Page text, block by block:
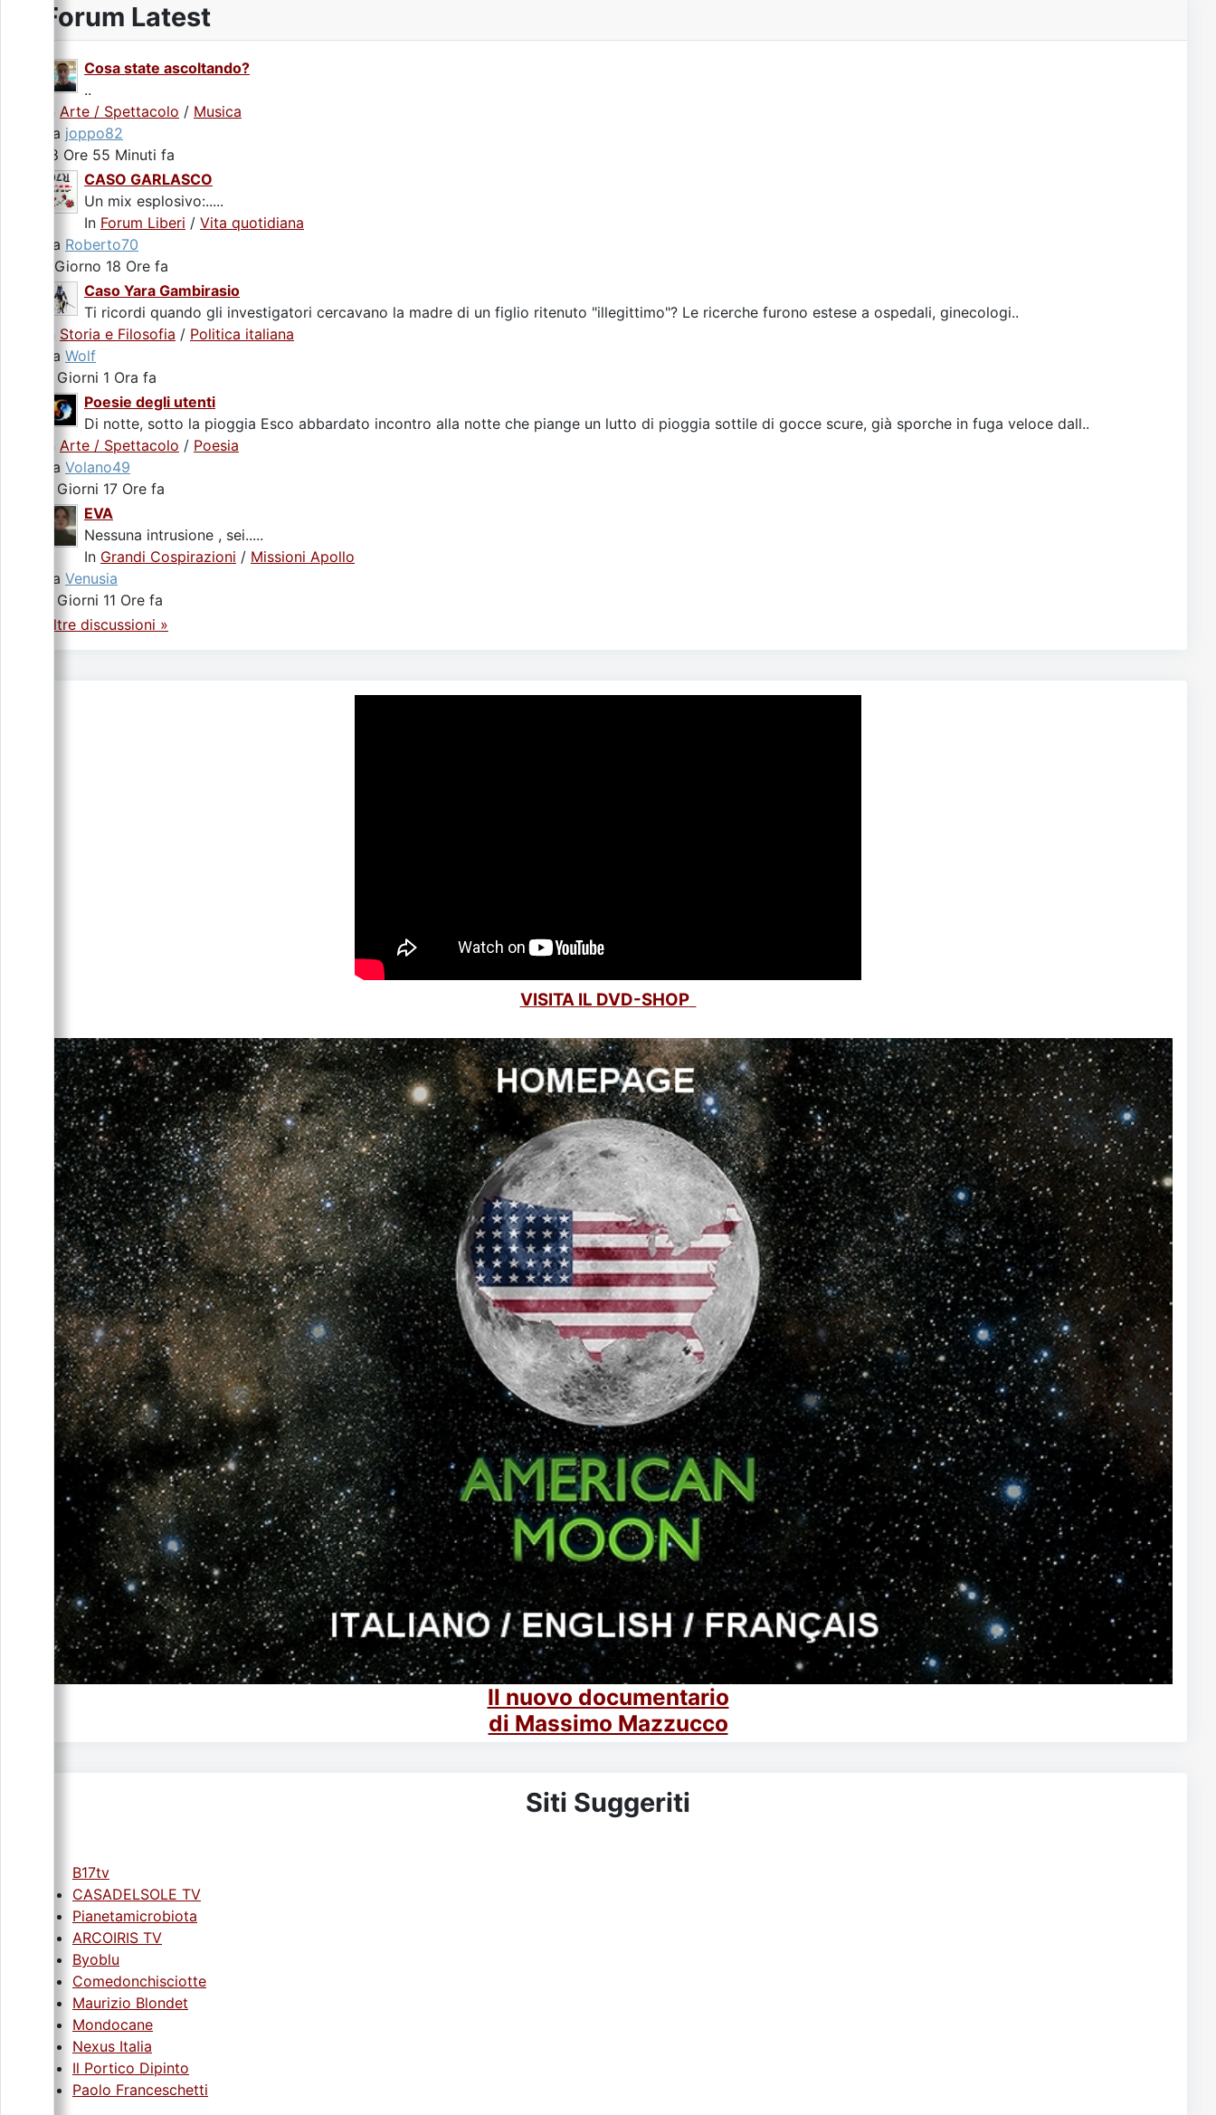
Forum Latest
Cosa state ascoltando?
..
Arte / Spettacolo / Musica
da joppo82
18 Ore 55 Minuti fa
CASO GARLASCO
Un mix esplosivo:.....
In Forum Liberi / Vita quotidiana
da Roberto70
1 Giorno 18 Ore fa
Caso Yara Gambirasio
Ti ricordi quando gli investigatori cercavano la madre di un figlio ritenuto "illegittimo"? Le ricerche furono estese a ospedali, ginecologi..
Storia e Filosofia / Politica italiana
da Wolf
3 Giorni 1 Ora fa
Poesie degli utenti
Di notte, sotto la pioggia Esco abbardato incontro alla notte che piange un lutto di pioggia sottile di gocce scure, già sporche in fuga veloce dall..
Arte / Spettacolo / Poesia
da Volano49
3 Giorni 17 Ore fa
EVA
Nessuna intrusione , sei.....
In Grandi Cospirazioni / Missioni Apollo
da Venusia
5 Giorni 11 Ore fa
Altre discussioni »
VISITA IL DVD-SHOP
Il nuovo documentario
di Massimo Mazzucco
Siti Suggeriti
B17tv
CASADELSOLE TV
Pianetamicrobiota
ARCOIRIS TV
Byoblu
Comedonchisciotte
Maurizio Blondet
Mondocane
Nexus Italia
Il Portico Dipinto
Paolo Franceschetti